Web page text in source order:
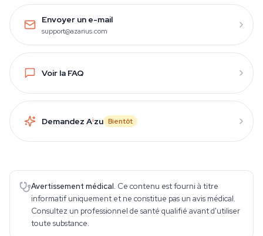
Envoyer un e-mail
support@azarius.com
Voir la FAQ
Demandez Aizu Bientôt
Avertissement médical. Ce contenu est fourni à titre
informatif uniquement et ne constitue pas un avis médical.
Consultez un professionnel de santé qualifié avant d'utiliser
toute substance.